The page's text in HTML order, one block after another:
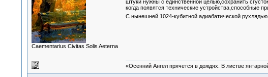
Сaementarius Civitas Solis Aeterna
штуки нужны с единственной целью,сохранить
когда появятся технические устройства,способные
С нынешней 1024-кубитной адиабатической
«Осенний Ангел прячется в дождях. В листве